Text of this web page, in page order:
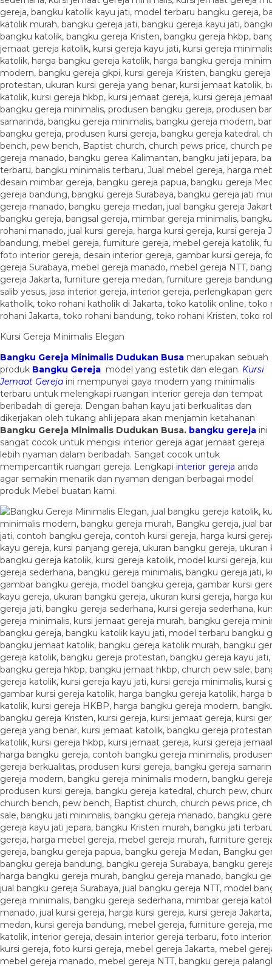
Kursi Gereja Minimalis Elegan
Bangku Gereja Minimalis Dudukan Busa merupakan sebuah
produk Bangku Gereja model yang estetik dan elegan. Kursi
Jemaat Gereja ini mempunyai gaya modern yang minimalis
terbaru untuk melengkapi ruangan interior gereja dan tempat
beribadah di gereja. Dengan bahan kayu jati berkualitas dan
dikerjakan oleh tukang ahli jepara akan menjamin ketahanan
Bangku Gereja Minimalis Dudukan Busa. bangku gereja ini
sangat cocok untuk mengisi interior gereja agar jemaat gereja
lebih nyaman dalam beribadah. Sangat cocok untuk
mempercantik ruangan gereja. Lengkapi interior gereja anda
agar semakin menarik dan nyaman dengan berbagai model
produk Mebel buatan kami.